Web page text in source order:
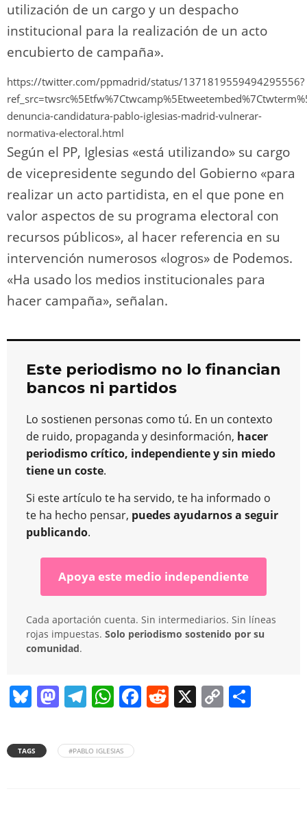
utilización de un cargo y un despacho
institucional para la realización de un acto
encubierto de campaña».
https://twitter.com/ppmadrid/status/1371819559494295556?
denuncia-candidatura-pablo-iglesias-madrid-vulnerar-
normativa-electoral.html
Según el PP, Iglesias «está utilizando» su cargo
de vicepresidente segundo del Gobierno «para
realizar un acto partidista, en el que pone en
valor aspectos de su programa electoral con
recursos públicos», al hacer referencia en su
intervención numerosos «logros» de Podemos.
«Ha usado los medios institucionales para
hacer campaña», señalan.
Este periodismo no lo financian
bancos ni partidos
Lo sostienen personas como tú. En un contexto
de ruido, propaganda y desinformación, hacer
periodismo crítico, independiente y sin miedo
tiene un coste.
Si este artículo te ha servido, te ha informado o
te ha hecho pensar, puedes ayudarnos a seguir
publicando.
Apoya este medio independiente
Cada aportación cuenta. Sin intermediarios. Sin líneas
rojas impuestas. Solo periodismo sostenido por su
comunidad.
Bl
e
M
st
T
e
W
at
F
R
X
C
TAGS #PABLO IGLESIAS